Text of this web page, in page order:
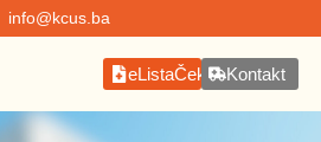
info@kcus.ba
eListaČekanjaKontakt